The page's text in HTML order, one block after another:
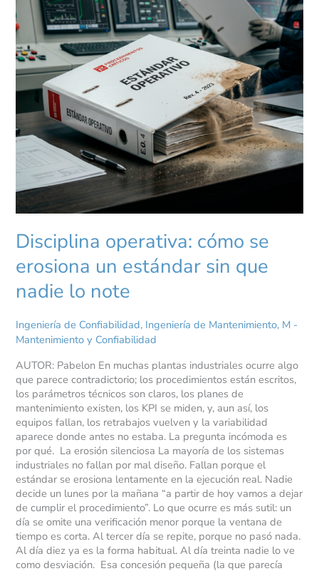
Disciplina operativa: cómo se
erosiona un estándar sin que
nadie lo note
Ingeniería de Confiabilidad, Ingeniería de Mantenimiento, M -
Mantenimiento y Confiabilidad
AUTOR: Pabelon En muchas plantas industriales ocurre algo
que parece contradictorio; los procedimientos están escritos,
los parámetros técnicos son claros, los planes de
mantenimiento existen, los KPI se miden, y, aun así, los
equipos fallan, los retrabajos vuelven y la variabilidad
aparece donde antes no estaba. La pregunta incómoda es
por qué. La erosión silenciosa La mayoría de los sistemas
industriales no fallan por mal diseño. Fallan porque el
estándar se erosiona lentamente en la ejecución real. Nadie
decide un lunes por la mañana “a partir de hoy vamos a dejar
de cumplir el procedimiento”. Lo que ocurre es más sutil: un
día se omite una verificación menor porque la ventana de
tiempo es corta. Al tercer día se repite, porque no pasó nada.
Al día diez ya es la forma habitual. Al día treinta nadie lo ve
como desviación. Esa concesión pequeña (la que parecía
lo
note